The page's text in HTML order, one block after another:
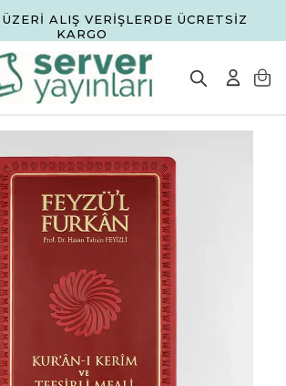
ALIŞ VERİŞLERDE ÜCRETSİZ
KARGO